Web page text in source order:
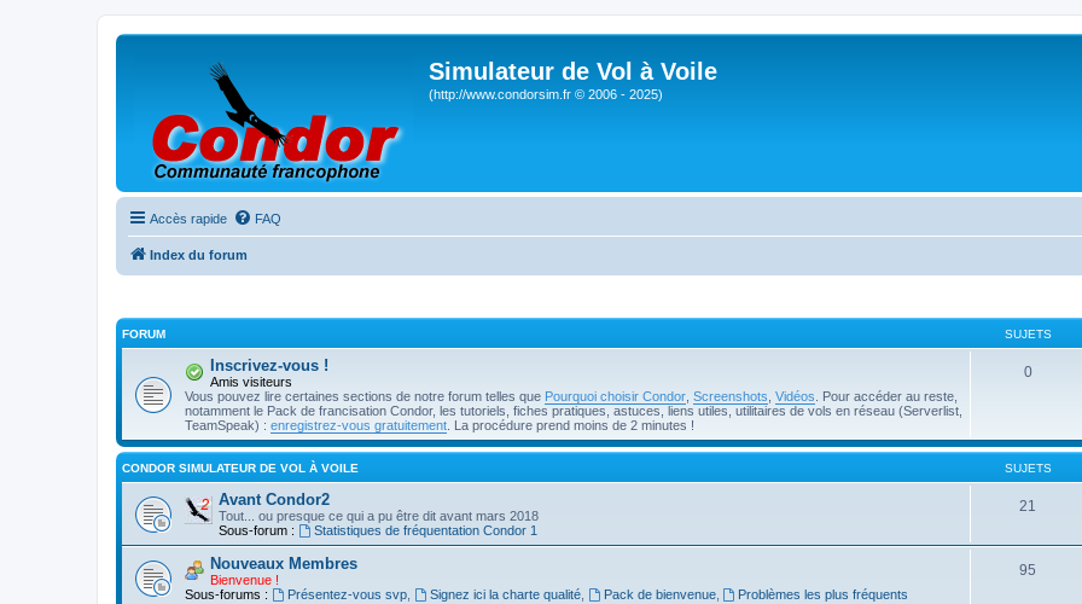
Simulateur de Vol à Voile
(http://www.condorsim.fr © 2006 - 2025)
Accès rapide FAQ
Index du forum
FORUM SUJETS
Inscrivez-vous !
Amis visiteurs
Vous pouvez lire certaines sections de notre forum telles que Pourquoi choisir Condor Screenshots Vidéos . Pour accéder au reste,
notamment le Pack de francisation Condor, les tutoriels, fiches pratiques, astuces, liens utiles, utilitaires de vols en réseau (Serverlist,
TeamSpeak) : enregistrez-vous gratuitement . La procédure prend moins de 2 minutes !
0
CONDOR SIMULATEUR DE VOL À VOILE SUJETS
Avant Condor2
Tout... ou presque ce qui a pu être dit avant mars 2018
Sous-forum :
Statistiques de fréquentation Condor 1
21
Nouveaux Membres
Bienvenue !
Sous-forums :
Présentez-vous svp, Signez ici la charte qualité, Pack de bienvenue, Problèmes les plus fréquents
95